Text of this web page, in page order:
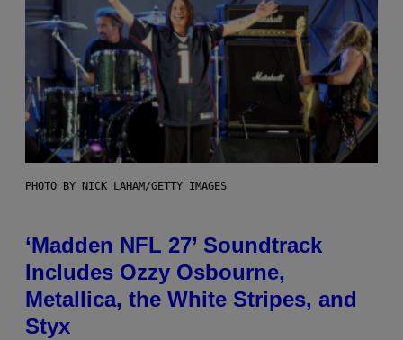
PHOTO BY NICK LAHAM/GETTY IMAGES
‘Madden NFL 27’ Soundtrack
Includes Ozzy Osbourne,
Metallica, the White Stripes, and
Styx